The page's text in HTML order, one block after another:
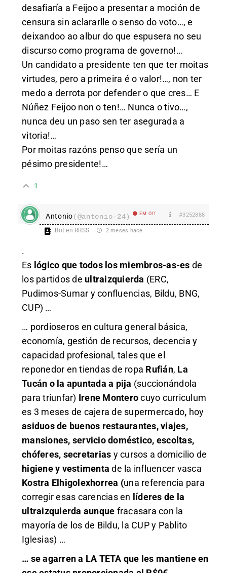
desafiaría a Feijoo a presentar a moción de
censura sin aclararlle o senso do voto…, e
deixandoo ao albur do que espusera no seu
discurso como programa de governo!…
Un candidato a presidente ten que ter moitas
virtudes, pero a primeira é o valor!…, non ter
medo a derrota por defender o que cres… E
Núñez Feijoo non o ten!… Nunca o tivo…,
nunca deu un paso sen ter asegurada a
vitoria!…
Por moitas razóns penso que sería un
pésimo presidente!…
1
Antonio(@antonio-24) EM Off #3252888
Bot en RRSS 2 meses hace
.
Es lógico que todos los miembros-as-es de
los partidos de ultraizquierda (ERC,
Pudimos-Sumar y confluencias, Bildu, BNG,
CUP) …
… pordioseros en cultura general básica,
economía, gestión de recursos, decencia y
capacidad profesional, tales que el
reponedor en tiendas de ropa Rufián, La
Tucán o la apuntada a pija (succionándola
para triunfar) Irene Monterocuyo curriculum
es 3 meses de cajera de supermercado, hoy
asiduos de buenos restaurantes, viajes,
mansiones, servicio doméstico, escoltas,
chóferes, secretarias y cursos a domicilio de
higiene y vestimentade la influencer vasca
Kostra Elhigolexhorrea (una referencia para
corregir esas carencias en líderes de la
ultraizquierda aunque fracasara con la
mayoría de los de Bildu, la CUP y Pablito
Iglesias) …
… se agarren a LA TETA que les mantiene en